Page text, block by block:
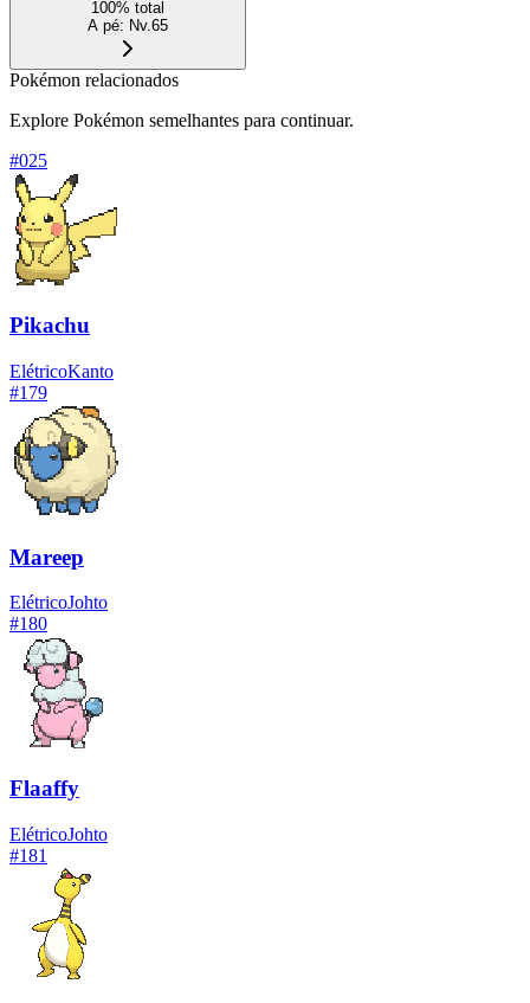
100% total
A pé: Nv.65
Pokémon relacionados
Explore Pokémon semelhantes para continuar.
#025
Pikachu
ElétricoKanto
#179
Mareep
ElétricoJohto
#180
Flaaffy
ElétricoJohto
#181